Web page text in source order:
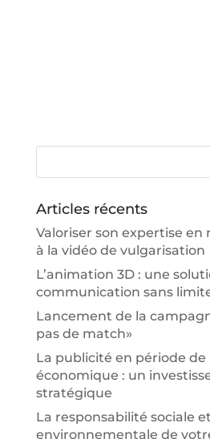
Articles récents
Valoriser son expertise en
à la vidéo de vulgarisation
L’animation 3D : une
communication sans
Lancement de la
pas de match»
La publicité en période
économique : un
stratégique
La responsabilité sociale et
environnementale de